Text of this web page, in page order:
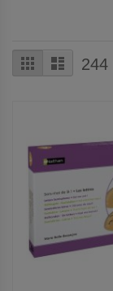
Grille Liste244